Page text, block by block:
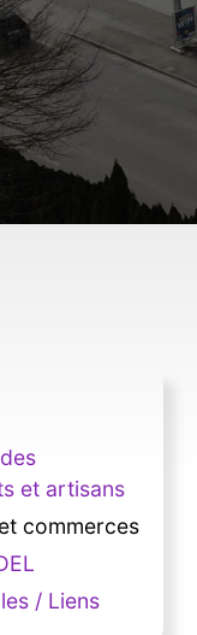
et artisans
commerces
/ Liens